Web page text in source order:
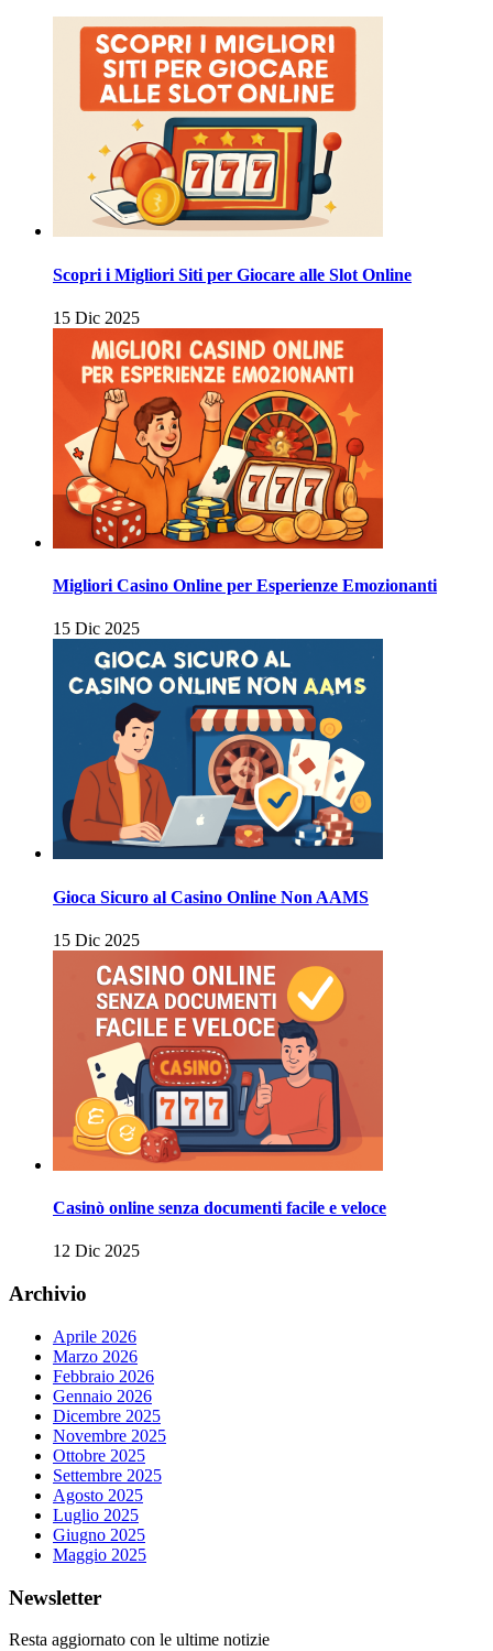
Scopri i Migliori Siti per Giocare alle Slot Online
15 Dic 2025
Migliori Casino Online per Esperienze Emozionanti
15 Dic 2025
Gioca Sicuro al Casino Online Non AAMS
15 Dic 2025
Casinò online senza documenti facile e veloce
12 Dic 2025
Archivio
Aprile 2026
Marzo 2026
Febbraio 2026
Gennaio 2026
Dicembre 2025
Novembre 2025
Ottobre 2025
Settembre 2025
Agosto 2025
Luglio 2025
Giugno 2025
Maggio 2025
Newsletter
Resta aggiornato con le ultime notizie